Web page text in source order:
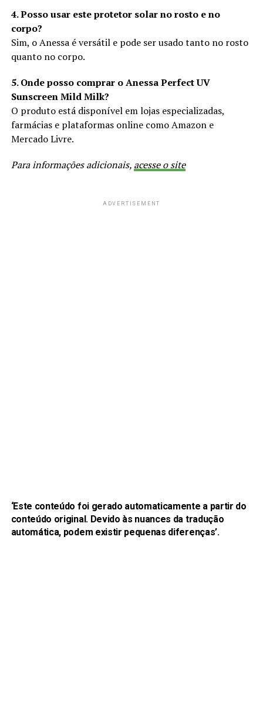
4. Posso usar este protetor solar no rosto e no
corpo?
Sim, o Anessa é versátil e pode ser usado tanto no rosto
quanto no corpo.
5. Onde posso comprar o Anessa Perfect UV
Sunscreen Mild Milk?
O produto está disponível em lojas especializadas,
farmácias e plataformas online como Amazon e
Mercado Livre.
Para informações adicionais, acesse o site
ADVERTISEMENT
‘Este conteúdo foi gerado automaticamente a partir do
conteúdo original. Devido às nuances da tradução
automática, podem existir pequenas diferenças’.